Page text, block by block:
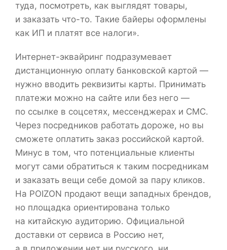
туда, посмотреть, как выглядят товары,
и заказать что-то. Такие байеры оформлены
как ИП и платят все налоги».
Интернет-эквайринг подразумевает
дистанционную оплату банковской картой —
нужно вводить реквизиты карты. Принимать
платежи можно на сайте или без него —
по ссылке в соцсетях, мессенджерах и СМС.
Через посредников работать дороже, но вы
сможете оплатить заказ российской картой.
Минус в том, что потенциальные клиенты
могут сами обратиться к таким посредникам
и заказать вещи себе домой за пару кликов.
На POIZON продают вещи западных брендов,
но площадка ориентирована только
на китайскую аудиторию. Официальной
доставки от сервиса в Россию нет,